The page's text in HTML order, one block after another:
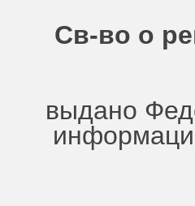
Св-во о
выдано